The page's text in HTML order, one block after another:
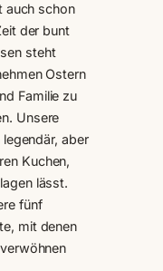
auch schon
der bunt
steht
Ostern
Familie zu
Unsere
aber
Kuchen,
lässt.
fünf
mit denen